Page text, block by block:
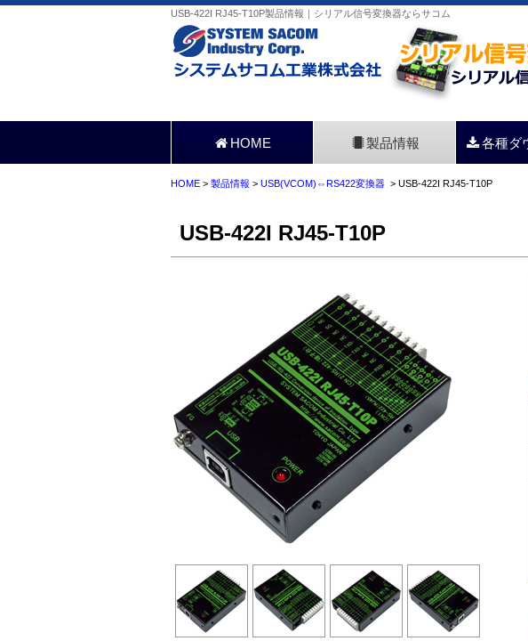
USB-422I RJ45-T10P製品情報｜シリアル信号変換器ならサコム
HOME 製品情報 各種ダ
HOME > 製品情報 > USB(VCOM)⇔RS422変換器 > USB-422I RJ45-T10P
USB-422I RJ45-T10P